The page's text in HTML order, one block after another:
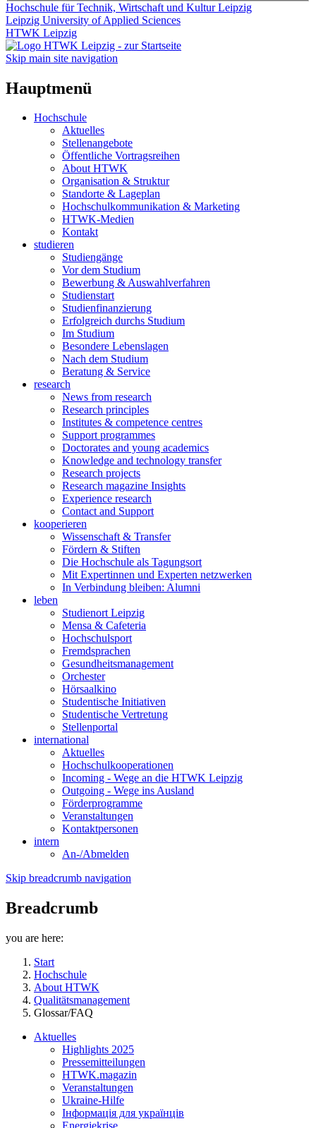
Hochschule für Technik, Wirtschaft und Kultur Leipzig
Leipzig University of Applied Sciences
HTWK Leipzig
Skip main site navigation
Hauptmenü
Hochschule
Aktuelles
Stellenangebote
Öffentliche Vortragsreihen
About HTWK
Organisation & Struktur
Standorte & Lageplan
Hochschulkommunikation & Marketing
HTWK-Medien
Kontakt
studieren
Studiengänge
Vor dem Studium
Bewerbung & Auswahlverfahren
Studienstart
Studienfinanzierung
Erfolgreich durchs Studium
Im Studium
Besondere Lebenslagen
Nach dem Studium
Beratung & Service
research
News from research
Research principles
Institutes & competence centres
Support programmes
Doctorates and young academics
Knowledge and technology transfer
Research projects
Research magazine Insights
Experience research
Contact and Support
kooperieren
Wissenschaft & Transfer
Fördern & Stiften
Die Hochschule als Tagungsort
Mit Expertinnen und Experten netzwerken
In Verbindung bleiben: Alumni
leben
Studienort Leipzig
Mensa & Cafeteria
Hochschulsport
Fremdsprachen
Gesundheitsmanagement
Orchester
Hörsaalkino
Studentische Initiativen
Studentische Vertretung
Stellenportal
international
Aktuelles
Hochschulkooperationen
Incoming - Wege an die HTWK Leipzig
Outgoing - Wege ins Ausland
Förderprogramme
Veranstaltungen
Kontaktpersonen
intern
An-/Abmelden
Skip breadcrumb navigation
Breadcrumb
you are here:
Start
Hochschule
About HTWK
Qualitätsmanagement
Glossar/FAQ
Aktuelles
Highlights 2025
Pressemitteilungen
HTWK.magazin
Veranstaltungen
Ukraine-Hilfe
Інформація для українців